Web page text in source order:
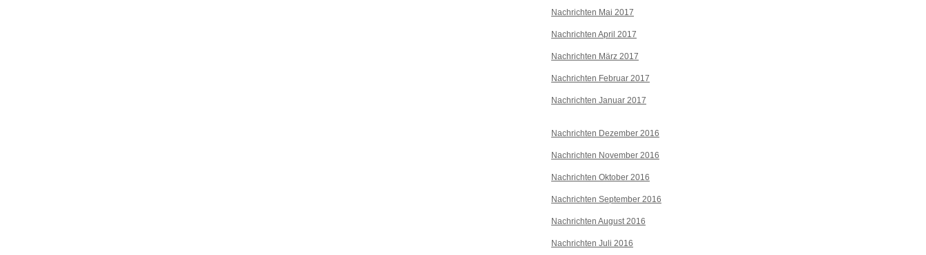
Nachrichten Mai 2017
Nachrichten April 2017
Nachrichten März 2017
Nachrichten Februar 2017
Nachrichten Januar 2017
Nachrichten Dezember 2016
Nachrichten November 2016
Nachrichten Oktober 2016
Nachrichten September 2016
Nachrichten August 2016
Nachrichten Juli 2016